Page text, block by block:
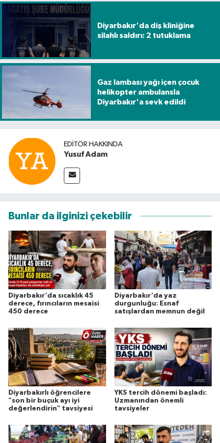
Diyarbakır'da diş kliniğine
silahlı saldırı: 2 tutuklama
Gaz lambası yağı içen çocuk
helikopter ambulansla
Diyarbakır'a sevk edildi
EDITÖR HAKKINDA
Yusuf Adam
Bunlar da ilginizi çekebilir
Diyarbakır'da sıcaklık 45
derece, fırıncıların mesaisi
450 derece
Diyarbakır'da yaz
durgunluğu: Esnaf
satışlardan memnun değil
Diyarbakırlı öğrencilere
"son bir buçuk ayı iyi
değerlendirin" tavsiyesi
YKS tercih dönemi başladı:
Uzmanından önemli
tavsiyeler